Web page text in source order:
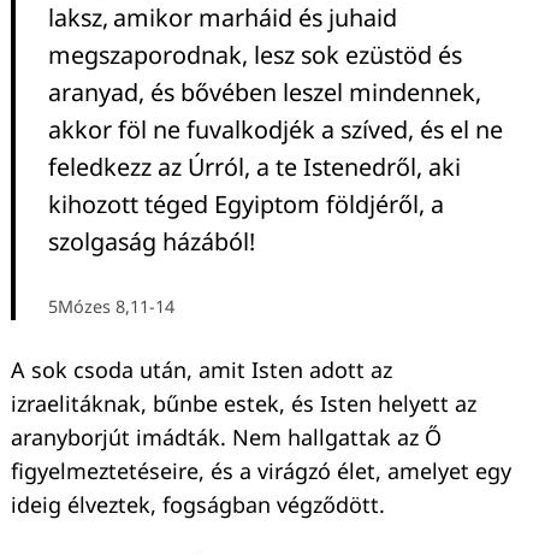
laksz, amikor marháid és juhaid
megszaporodnak, lesz sok ezüstöd és
aranyad, és bővében leszel mindennek,
akkor föl ne fuvalkodjék a szíved, és el ne
feledkezz az Úrról, a te Istenedről, aki
kihozott téged Egyiptom földjéről, a
szolgaság házából!
5Mózes 8,11-14
A sok csoda után, amit Isten adott az
izraelitáknak, bűnbe estek, és Isten helyett az
aranyborjút imádták. Nem hallgattak az Ő
figyelmeztetéseire, és a virágzó élet, amelyet egy
ideig élveztek, fogságban végződött.